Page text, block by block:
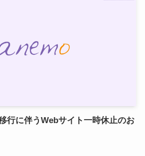
行に伴うWebサイト一時休止のお